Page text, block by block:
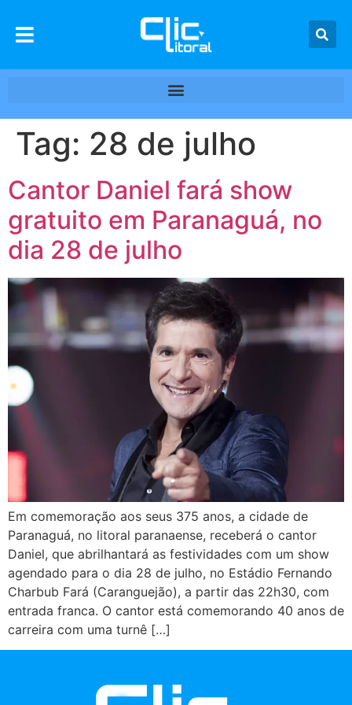
Tag: 28 de julho
Cantor Daniel fará show
gratuito em Paranaguá, no
dia 28 de julho
Em comemoração aos seus 375 anos, a cidade de
Paranaguá, no litoral paranaense, receberá o cantor
Daniel, que abrilhantará as festividades com um show
agendado para o dia 28 de julho, no Estádio Fernando
Charbub Fará (Caranguejão), a partir das 22h30, com
entrada franca. O cantor está comemorando 40 anos de
carreira com uma turnê […]